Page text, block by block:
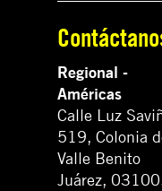
Regional -
Américas
Calle Luz
519, Colonia
Valle Benito
Juárez,